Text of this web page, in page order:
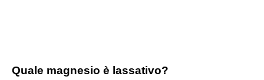
Quale magnesio è lassativo?